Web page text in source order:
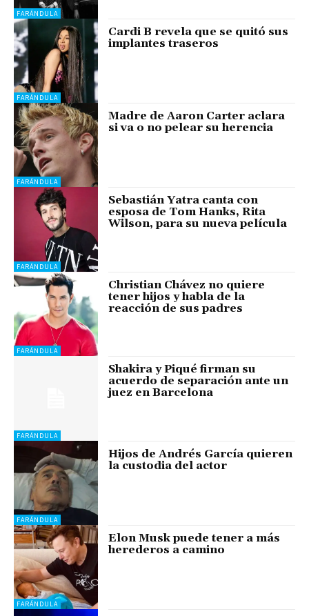
FARÁNDULA
FARÁNDULA
Cardi B revela que se quitó sus
implantes traseros
FARÁNDULA
Madre de Aaron Carter aclara
si va o no pelear su herencia
FARÁNDULA
Sebastián Yatra canta con
esposa de Tom Hanks, Rita
Wilson, para su nueva película
FARÁNDULA
Christian Chávez no quiere
tener hijos y habla de la
reacción de sus padres
FARÁNDULA
Shakira y Piqué firman su
acuerdo de separación ante un
juez en Barcelona
FARÁNDULA
Hijos de Andrés García quieren
la custodia del actor
FARÁNDULA
Elon Musk puede tener a más
herederos a camino